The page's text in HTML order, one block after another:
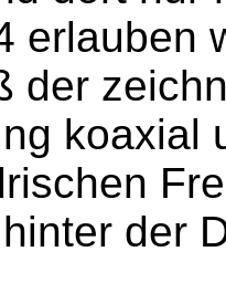
erlauben
der
koaxial
der